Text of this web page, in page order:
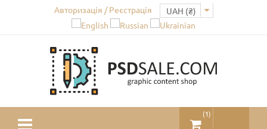
Авторизація / Реєстрація
(1)